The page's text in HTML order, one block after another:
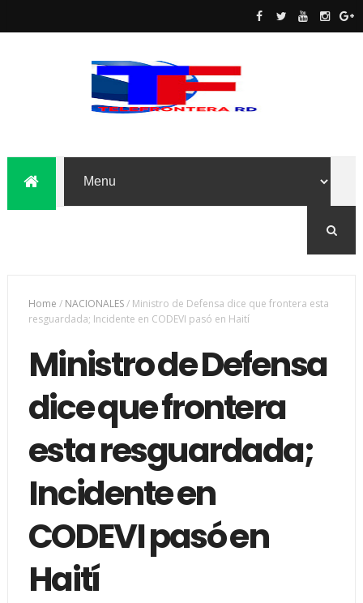
Home / NACIONALES/ Ministro de Defensa dice que frontera esta
resguardada; Incidente en CODEVI pasó en Haití
Ministro de Defensa
dice que frontera
esta resguardada;
Incidente en
CODEVI pasó en
Haití